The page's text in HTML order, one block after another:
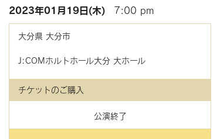
2023年01月19日(木) 7:00 pm
大分県 大分市
J:COMホルトホール大分 大ホール
チケットのご購入
公演終了